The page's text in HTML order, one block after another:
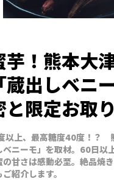
芋！熊本大
蔵出しベニ
と限定お取
以上、最高糖度40度！？
ベニーモ」を取材。60日以
の甘さは感動必至。絶品焼
紹介します。